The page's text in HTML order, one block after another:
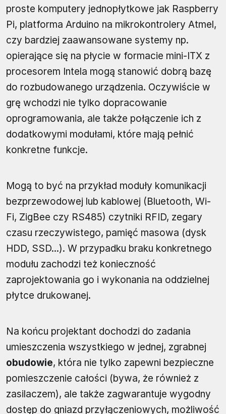
proste komputery jednopłytkowe jak Raspberry
Pi, platforma Arduino na mikrokontrolery Atmel,
czy bardziej zaawansowane systemy np.
opierające się na płycie w formacie mini-ITX z
procesorem Intela mogą stanowić dobrą bazę
do rozbudowanego urządzenia. Oczywiście w
grę wchodzi nie tylko dopracowanie
oprogramowania, ale także połączenie ich z
dodatkowymi modułami, które mają pełnić
konkretne funkcje.
Mogą to być na przykład moduły komunikacji
bezprzewodowej lub kablowej (Bluetooth, Wi-
Fi, ZigBee czy RS485) czytniki RFID, zegary
czasu rzeczywistego, pamięć masowa (dysk
HDD, SSD...). W przypadku braku konkretnego
modułu zachodzi też konieczność
zaprojektowania go i wykonania na oddzielnej
płytce drukowanej.
Na końcu projektant dochodzi do zadania
umieszczenia wszystkiego w jednej, zgrabnej
obudowie, która nie tylko zapewni bezpieczne
pomieszczenie całości (bywa, że również z
zasilaczem), ale także zagwarantuje wygodny
dostęp do gniazd przyłączeniowych, możliwość